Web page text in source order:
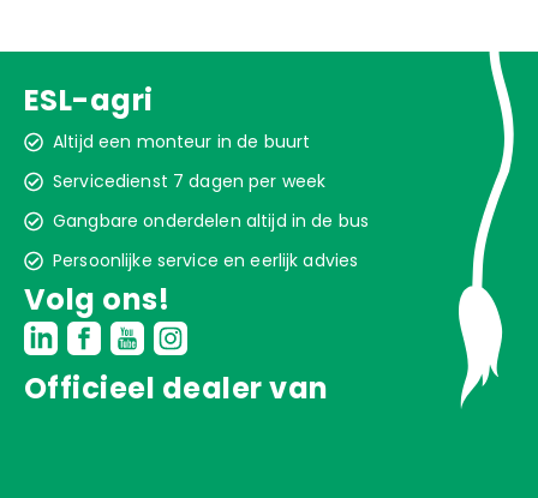
ESL-agri
Altijd een monteur in de buurt
Servicedienst 7 dagen per week
Gangbare onderdelen altijd in de bus
Persoonlijke service en eerlijk advies
Volg ons!
Officieel dealer van